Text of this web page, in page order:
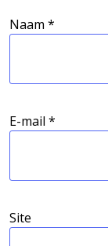
Naam *
E-mail *
Site